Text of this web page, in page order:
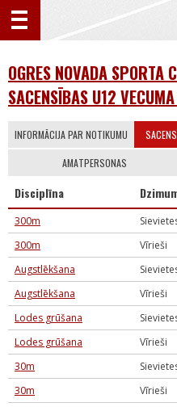
OGRES NOVADA SPORTA
SACENSĪBAS U12
INFORMĀCIJA PAR NOTIKUMU
AMATPERSONAS
Disciplīna
300m
300m
Vīrieši
Augstlēkšana
Augstlēkšana
Vīrieši
Lodes grūšana
Lodes grūšana
Vīrieši
30m
30m
Vīrieši